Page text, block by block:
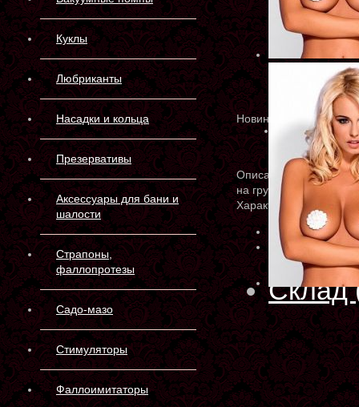
Куклы
Любриканты
Насадки и кольца
Презервативы
Аксессуары для бани и
шалости
Страпоны,
фаллопротезы
Садо-мазо
Стимуляторы
Фаллоимитаторы
Новинка
Описание
на грудь: снаружи
Характеристики
Артикул:
Производитель:
Склад